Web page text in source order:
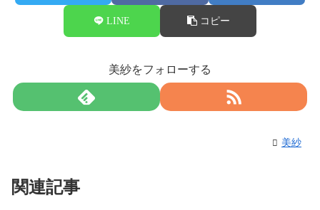
LINE コピー
美紗をフォローする
美紗
関連記事